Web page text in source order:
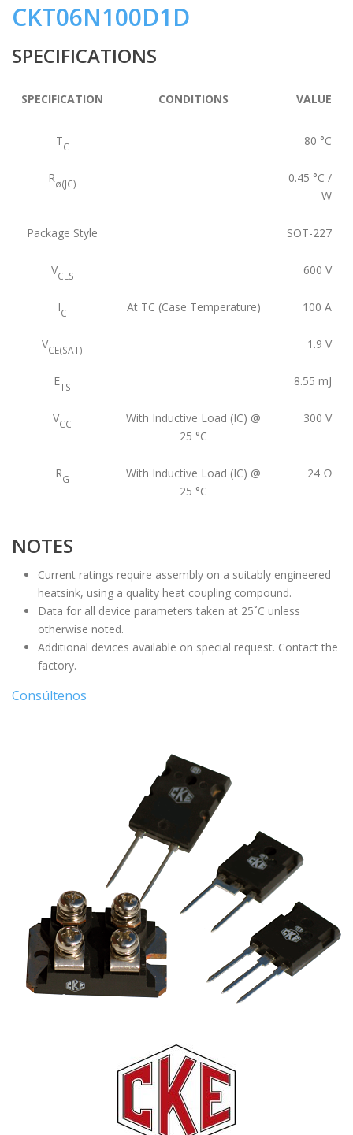
CKT06N100D1D
SPECIFICATIONS
SPECIFICATION CONDITIONS VALUE
TC 80 °C
Rø(JC) 0.45 °C /
W
Package Style SOT-227
VCES 600 V
IC At TC (Case Temperature) 100 A
VCE(SAT) 1.9 V
ETS 8.55 mJ
VCC
With Inductive Load (IC) @
25 °C
300 V
RG
With Inductive Load (IC) @
25 °C
24 Ω
NOTES
Current ratings require assembly on a suitably engineered
heatsink, using a quality heat coupling compound.
Data for all device parameters taken at 25˚C unless
otherwise noted.
Additional devices available on special request. Contact the
factory.
Consúltenos